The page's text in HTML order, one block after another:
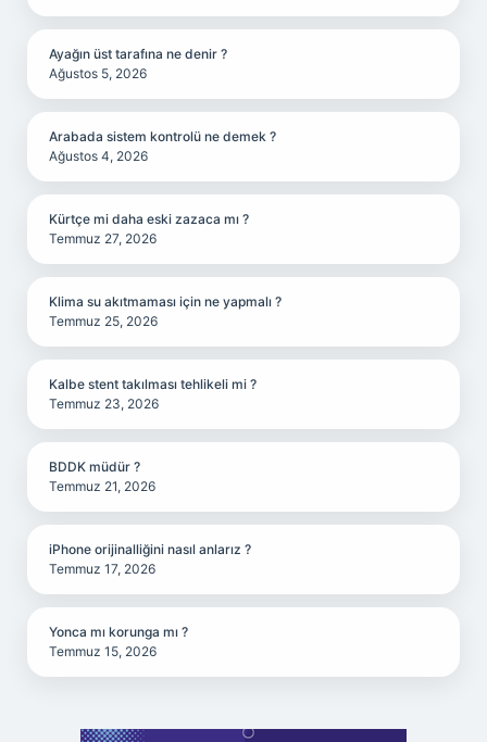
Ayağın üst tarafına ne denir ?
Ağustos 5, 2026
Arabada sistem kontrolü ne demek ?
Ağustos 4, 2026
Kürtçe mi daha eski zazaca mı ?
Temmuz 27, 2026
Klima su akıtmaması için ne yapmalı ?
Temmuz 25, 2026
Kalbe stent takılması tehlikeli mi ?
Temmuz 23, 2026
BDDK müdür ?
Temmuz 21, 2026
iPhone orijinalliğini nasıl anlarız ?
Temmuz 17, 2026
Yonca mı korunga mı ?
Temmuz 15, 2026